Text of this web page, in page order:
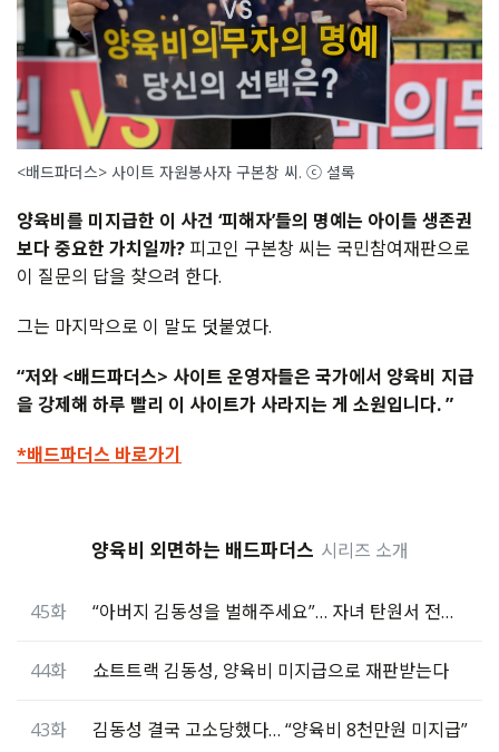
<배드파더스> 사이트 자원봉사자 구본창 씨. ⓒ 셜록
양육비를 미지급한 이 사건 ‘피해자’들의 명예는 아이들 생존권
보다 중요한 가치일까? 피고인 구본창 씨는 국민참여재판으로
이 질문의 답을 찾으려 한다.
그는 마지막으로 이 말도 덧붙였다.
“저와 <배드파더스> 사이트 운영자들은 국가에서 양육비 지급
을 강제해 하루 빨리 이 사이트가 사라지는 게 소원입니다. ”
*배드파더스 바로가기
양육비 외면하는 배드파더스 시리즈 소개
45화 “아버지 김동성을 벌해주세요”… 자녀 탄원서 전문 공개
44화 쇼트트랙 김동성, 양육비 미지급으로 재판받는다
43화 김동성 결국 고소당했다… “양육비 8천만원 미지급”